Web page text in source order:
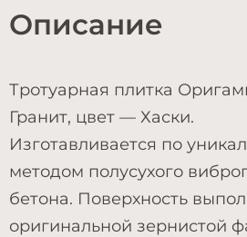
Описание
Тротуарная плитка
Гранит, цвет — Хаски.
Изготавливается по
методом полусухого
бетона. Поверхность
оригинальной зернистой